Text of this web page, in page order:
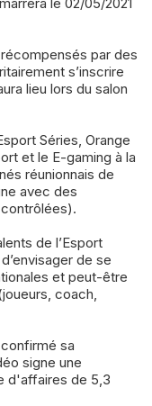
par des
s’inscrire
lieu lors du salon
Séries, Orange
et le E-gaming à la
réunionnais de
avec des
de l’Esport
de se
et peut-être
coach,
sa
signe une
d'affaires de 5,3